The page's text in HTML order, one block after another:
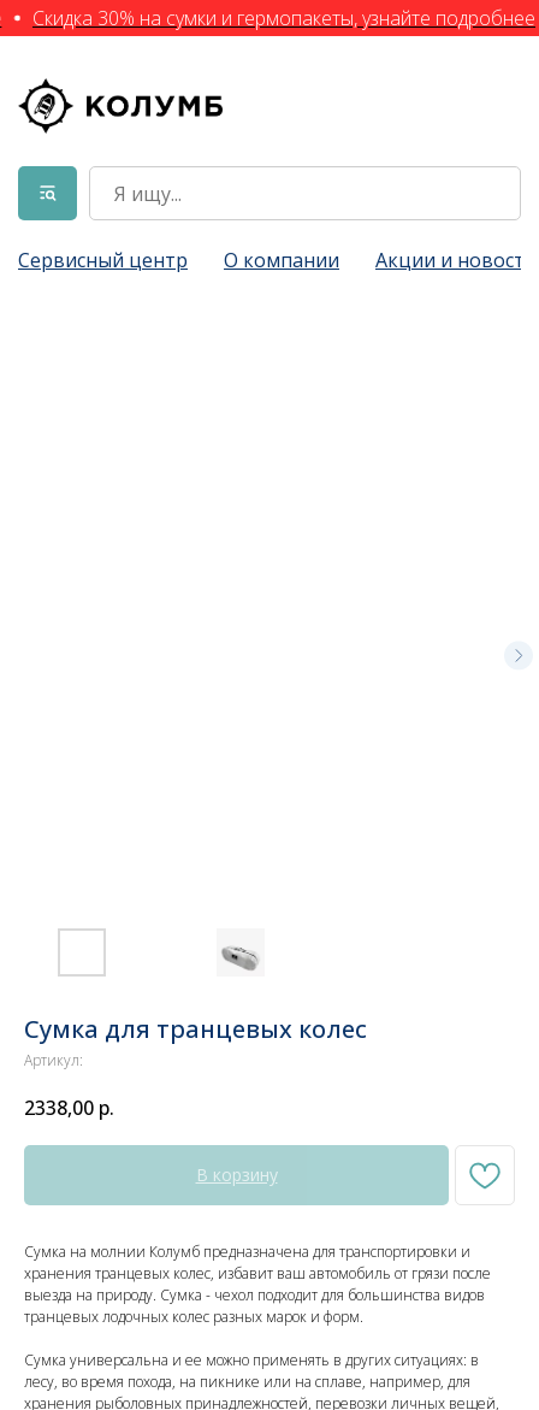
Скидка 30% на сумки и гермопакеты, узнайте подробнее
Сервисный центр О компании Акции и новости
Сумка для транцевых колес
Артикул:
2338,00 р.
В корзину
Сумка на молнии Колумб предназначена для транспортировки и
хранения транцевых колес, избавит ваш автомобиль от грязи после
выезда на природу. Сумка - чехол подходит для большинства видов
транцевых лодочных колес разных марок и форм.
Сумка универсальна и ее можно применять в других ситуациях: в
лесу, во время похода, на пикнике или на сплаве, например, для
хранения рыболовных принадлежностей, перевозки личных вещей,